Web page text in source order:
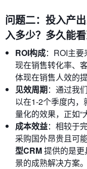
问题二：投入产
入多少？多久能看
ROI构成：ROI主要
现在销售转化率、
体现在销售人效的
见效周期：通过我
以在1-2个季度内
量化的效果，正如“
成本效益：相较于
采购国外昂贵且可
型CRM提供的是
景的成熟解决方案。